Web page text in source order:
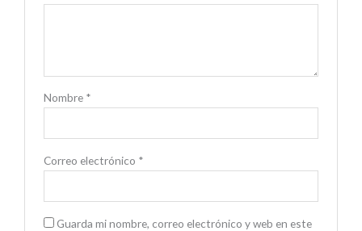
Nombre *
Correo electrónico *
Guarda mi nombre, correo electrónico y web en este